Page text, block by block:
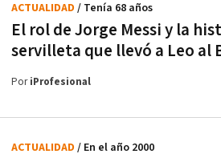
El rol de Jorge Messi y la
servilleta que llevó a Leo al
ACTUALIDAD / Tenía 68 años
PoriProfesional
ACTUALIDAD / En el año 2000